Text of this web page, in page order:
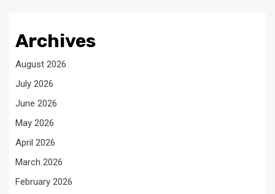
Archives
August 2026
July 2026
June 2026
May 2026
April 2026
March 2026
February 2026